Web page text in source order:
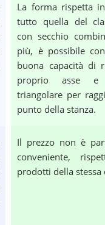
La forma rispetta
tutto quella del
con secchio
più, è possibile
buona capacità di
proprio asse
triangolare per
punto della stanza.
Il prezzo non è
conveniente,
prodotti della stessa